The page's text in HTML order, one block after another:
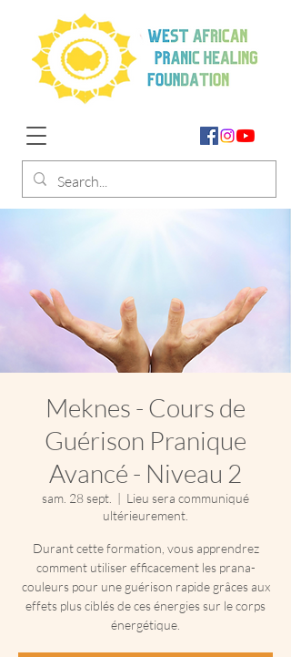
Meknes - Cours de
Guérison Pranique
Avancé - Niveau 2
sam. 28 sept.
  |
Lieu sera communiqué
ultérieurement.
Durant cette formation, vous apprendrez
comment utiliser efficacement les prana-
couleurs pour une guérison rapide grâces aux
effets plus ciblés de ces énergies sur le corps
énergétique.